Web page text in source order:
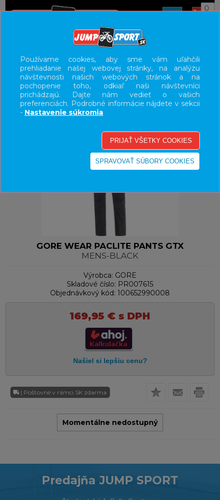
0
UŽÍVATEĽSKÝ PANEL
KATEGÓRIE
HLAVNÉ MENU
GORE WEAR PACLITE PANTS GTX
MENS-BLACK
Výrobca: GORE
Skladové číslo: PR007615
Objednávkový kód: 100652990008
169,95 € s DPH
| Poštovné v rámci SK zdarma
Momentálne nedostupný
Predajňa JUMP SPORT
Používame cookies, aby sme vám uľahčili
prehliadanie našej webovej stránky, na analýzu
návštevnosti našich webových stránok a na
pochopenie toho, odkiaľ naši návštevníci
prichádzajú. Dajte nám vedieť o vašich
preferenciách. Podrobné informácie nájdete v sekcii
- Nastavenie súkromia